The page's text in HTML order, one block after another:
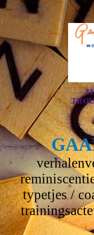
typetjes /